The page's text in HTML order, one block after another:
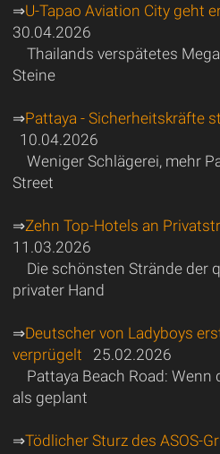
⇒U-Tapao Aviation City geht
30.04.2026
Thailands verspätetes
Steine
⇒Pattaya - Sicherheitskräfte
10.04.2026
Weniger Schlägerei, mehr
Street
⇒Zehn Top-Hotels an
11.03.2026
Die schönsten Strände der
privater Hand
⇒Deutscher von Ladyboys
verprügelt 25.02.2026
Pattaya Beach Road:
als geplant
⇒Tödlicher Sturz des ASOS-